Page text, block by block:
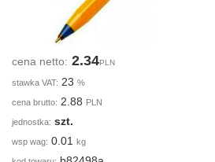
cena netto: 2.34PLN
stawka VAT: 23 %
cena brutto: 2.88 PLN
jednostka: szt.
wsp wag: 0.01 kg